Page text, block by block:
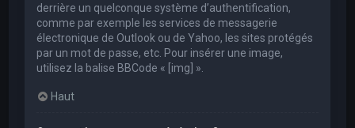
derrière un quelconque système d’authentification,
comme par exemple les services de messagerie
électronique de Outlook ou de Yahoo, les sites protégés
par un mot de passe, etc. Pour insérer une image,
utilisez la balise BBCode « [img] ».
Haut